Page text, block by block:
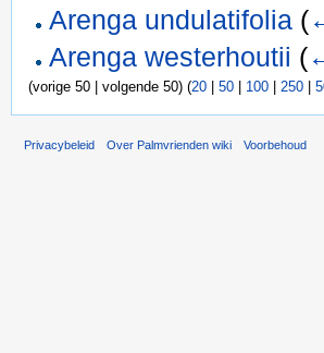
Arenga undulatifolia (
Arenga westerhoutii (
(vorige 50 | volgende 50) (20 50 100 250
Privacybeleid Over Palmvrienden wiki Voorbehoud